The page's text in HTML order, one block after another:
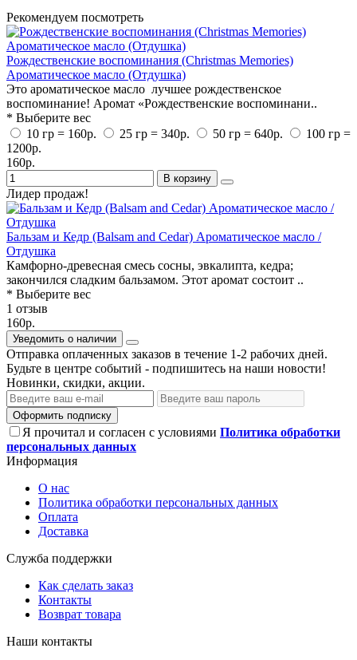
Рекомендуем посмотреть
Рождественские воспоминания (Christmas Memories)
Ароматическое масло (Отдушка)
Это ароматическое масло лучшее рождественское
воспоминание! Аромат «Рождественские воспоминани..
* Выберите вес
10 гр = 160р.
25 гр = 340р. 50 гр = 640р.
100 гр =
1200р.
160р.
В корзину
Лидер продаж!
Бальзам и Кедр (Balsam and Cedar) Ароматическое масло /
Отдушка
Камфорно-древесная смесь сосны, эвкалипта, кедра;
закончился сладким бальзамом. Этот аромат состоит ..
* Выберите вес
1 отзыв
160р.
Уведомить о наличии
Отправка оплаченных заказов в течение 1-2 рабочих дней.
Будьте в центре событий - подпишитесь на наши новости!
Новинки, скидки, акции.
Оформить подписку
Я прочитал и согласен с условиями Политика обработки
персональных данных
Информация
О нас
Политика обработки персональных данных
Оплата
Доставка
Служба поддержки
Как сделать заказ
Контакты
Возврат товара
Наши контакты